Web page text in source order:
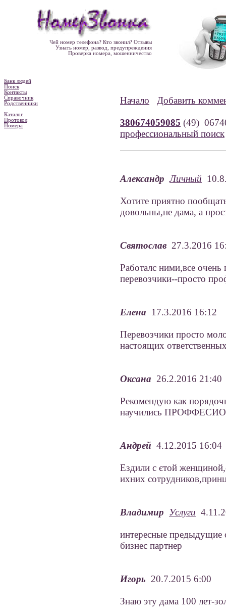
Чей номер телефона? Кто звонил? Отзывы
Узнать номер, развод, предупреждения
Проверка номера, мошенничество
Банк людей
Поиск
Контакты
Справочник
Родственники
Каталог
Протокол
Номера
Начало Добавить
380674059085 (49)
профессиональный поиск
Александр Личный
Хотите приятно
довольны,не дама, а
Святослав 27.3.2016
Работалс ними,все
перевозчики--просто
Елена 17.3.2016 16:12
Перевозчики просто
настоящих
Оксана 26.2.2016 21:40
Рекомендую как
научились
Андрей 4.12.2015 16:04
Ездили с єтой
ихних
Владимир Услуги
интересные предыдущие
бизнес партнер
Игорь 20.7.2015 6:00
Знаю эту дама 100 лет-